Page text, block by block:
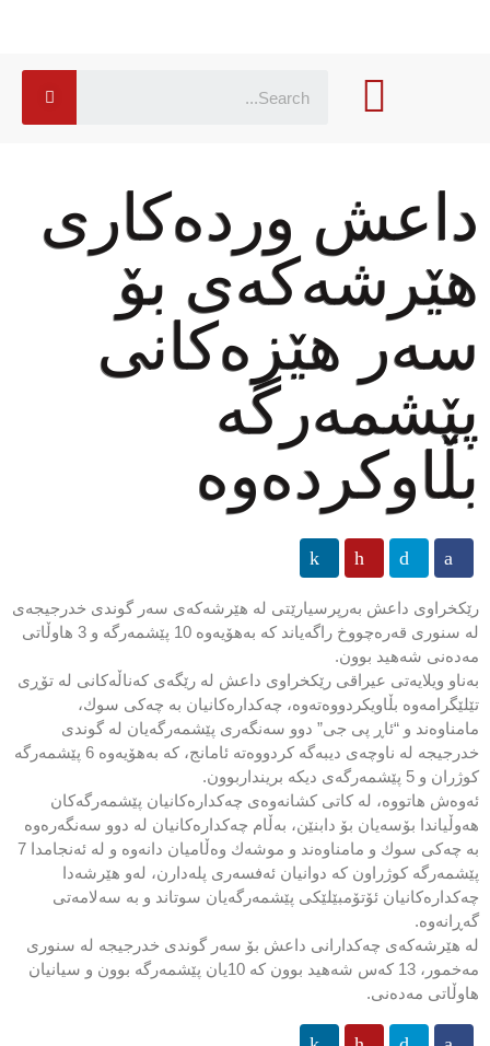
داعش وردەكاری
هێرشەكەی بۆ
سەر هێزەكانی
پێشمەرگە
بڵاوكردەوە
رێكخراوی داعش بەرپرسیارێتی لە هێرشەكەی سەر گوندی خدرجیجەی
لە سنوری قەرەچووخ راگەیاند كە بەهۆیەوە 10 پێشمەرگە و 3 هاوڵاتی
مەدەنی شەهید بوون.
بەناو ویلایەتی عیراقی رێكخراوی داعش لە رێگەی كەناڵەكانی لە تۆڕی
تێلێگرامەوە بڵاویكردووەتەوە، چەكدارەكانیان بە چەكی سوك،
مامناوەند و “ئاڕ پی جی” دوو سەنگەری پێشمەرگەیان لە گوندی
خدرجیجە لە ناوچەی دیبەگە كردووەتە ئامانج، كە بەهۆیەوە 6 پێشمەرگە
كوژران و 5 پێشمەرگەی دیكە برینداربوون.
ئەوەش هاتووە، لە كاتی كشانەوەی چەكدارەكانیان پێشمەرگەكان
هەوڵیاندا بۆسەیان بۆ دابنێن، بەڵام چەكدارەكانیان لە دوو سەنگەرەوە
بە چەكی سوك و مامناوەند و موشەك وەڵامیان دانەوە و لە ئەنجامدا 7
پێشمەرگە كوژراون كە دوانیان ئەفسەری پلەدارن، لەو هێرشەدا
چەكدارەكانیان ئۆتۆمبێلێكی پێشمەرگەیان سوتاند و بە سەلامەتی
گەڕانەوە.
لە هێرشەكەی چەكدارانی داعش بۆ سەر گوندی خدرجیجە لە سنوری
مەخمور، 13 كەس شەهید بوون كە 10یان پێشمەرگە بوون و سیانیان
هاوڵاتی مەدەنی.